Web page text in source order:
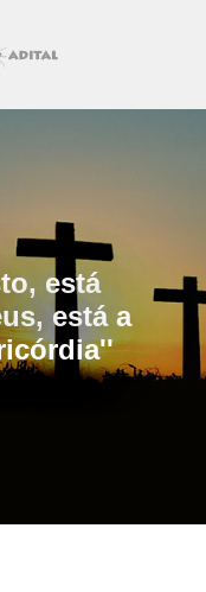
está
está a